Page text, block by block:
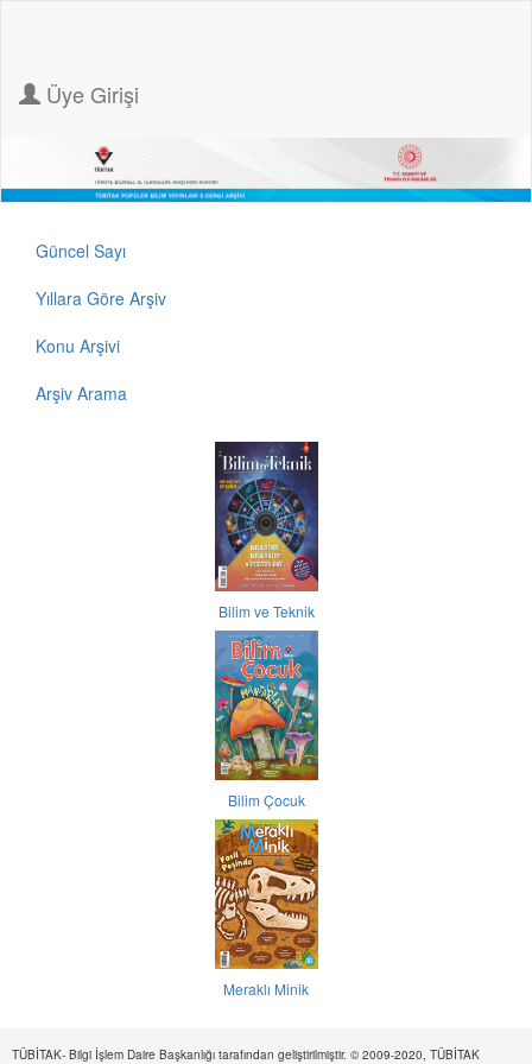
Üye Girişi
Güncel Sayı
Yıllara Göre Arşiv
Konu Arşivi
Arşiv Arama
Bilim ve Teknik
Bilim Çocuk
Meraklı Minik
TÜBİTAK- Bilgi İşlem Daire Başkanlığı tarafından geliştirilmiştir. © 2009-2020, TÜBİTAK